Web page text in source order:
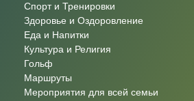
Спорт и Тренировки
Здоровье и Оздоровление
Еда и Напитки
Культура и Религия
Гольф
Маршруты
Мероприятия для всей семьи